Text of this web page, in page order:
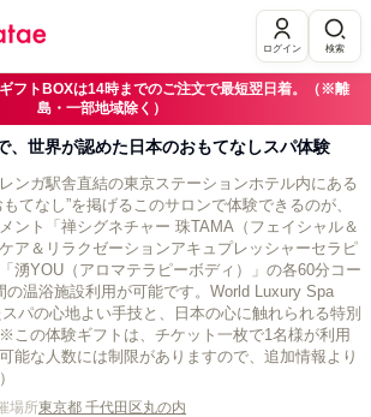
ログイン 検索
ギフトBOXは14時までのご注文で最短翌日着。（※離
島・一部地域除く）
、世界が認めた日本のおもてなしスパ体験
ンガ駅舎直結の東京ステーションホテル内にある
もてなし”を掲げるこのサロンで体験できるのが、
ント「禅シグネチャー 珠TAMA（フェイシャル＆
ア＆リラクゼーションアキュプレッシャーセラピ
湧YOU（アロマテラピーボディ）」の各60分コー
の温浴施設利用が可能です。World Luxury Spa
パの心地よい手技と、日本の心に触れられる特別
この体験ギフトは、チケット一枚で1名様が利用
能な人数には制限がありますので、追加情報より
場所東京都 千代田区丸の内